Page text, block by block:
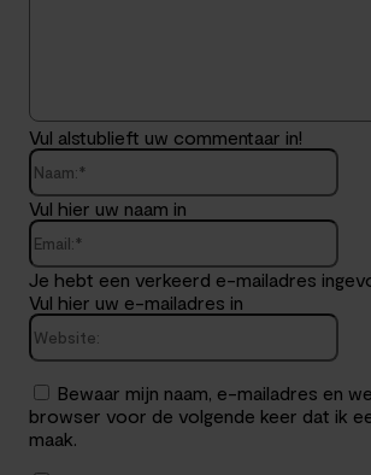
Vul alstublieft uw commentaar in!
Vul hier uw naam in
Je hebt een verkeerd e-mailadres
Vul hier uw e-mailadres in
Bewaar mijn naam, e-mailadres en
browser voor de volgende keer dat ik
maak.